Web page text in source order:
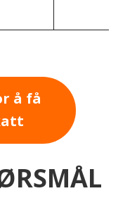
å få